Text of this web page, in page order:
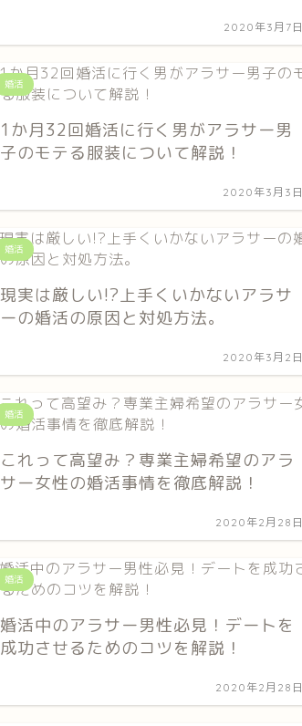
2020年3月7日
婚活
1か月32回婚活に行く男がアラサー男
子のモテる服装について解説！
2020年3月3日
婚活
現実は厳しい!?上手くいかないアラサ
ーの婚活の原因と対処方法。
2020年3月2日
婚活
これって高望み？専業主婦希望のアラ
サー女性の婚活事情を徹底解説！
2020年2月28日
婚活
婚活中のアラサー男性必見！デートを
成功させるためのコツを解説！
2020年2月28日